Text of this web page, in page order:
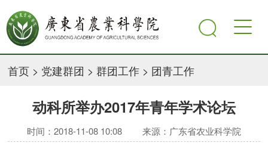
首页 > 党建群团 > 群团工作 > 团青工作
动科所举办2017年青年学术论坛
时间：2018-11-08 10:08 来源：广东省农业科学院